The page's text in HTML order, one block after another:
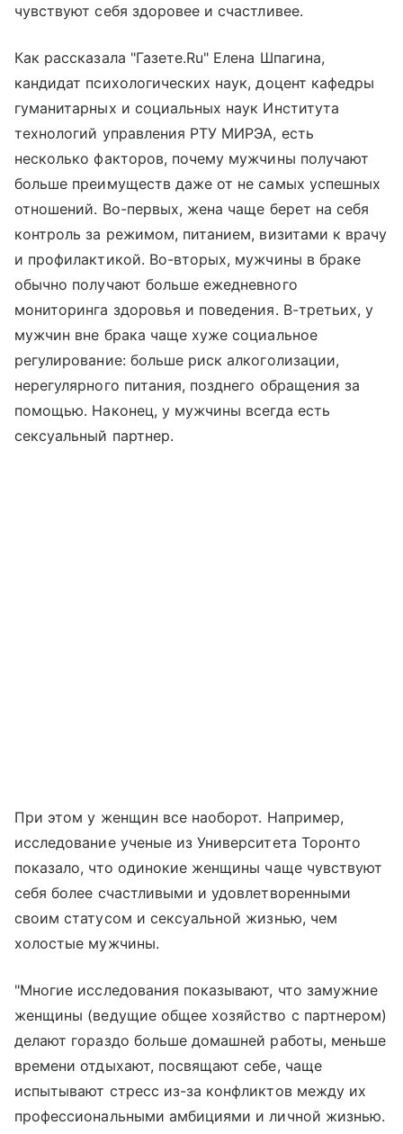
чувствуют себя здоровее и счастливее.
Как рассказала "Газете.Ru" Елена Шпагина,
кандидат психологических наук, доцент кафедры
гуманитарных и социальных наук Института
технологий управления РТУ МИРЭА, есть
несколько факторов, почему мужчины получают
больше преимуществ даже от не самых успешных
отношений. Во-первых, жена чаще берет на себя
контроль за режимом, питанием, визитами к врачу
и профилактикой. Во-вторых, мужчины в браке
обычно получают больше ежедневного
мониторинга здоровья и поведения. В-третьих, у
мужчин вне брака чаще хуже социальное
регулирование: больше риск алкоголизации,
нерегулярного питания, позднего обращения за
помощью. Наконец, у мужчины всегда есть
сексуальный партнер.
При этом у женщин все наоборот. Например,
исследование ученые из Университета Торонто
показало, что одинокие женщины чаще чувствуют
себя более счастливыми и удовлетворенными
своим статусом и сексуальной жизнью, чем
холостые мужчины.
"Многие исследования показывают, что замужние
женщины (ведущие общее хозяйство с партнером)
делают гораздо больше домашней работы, меньше
времени отдыхают, посвящают себе, чаще
испытывают стресс из-за конфликтов между их
профессиональными амбициями и личной жизнью.